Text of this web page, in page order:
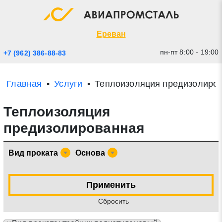
Ереван
+7 (962) 386-88-83 пн-пт 8:00 - 19:00
Главная Услуги Теплоизоляция
Теплоизоляция
предизолированная
Вид проката Основа
Применить
Cбросить
Экспресс заявка
Прикрепить файл (до 20 mb)
Отправить заявку